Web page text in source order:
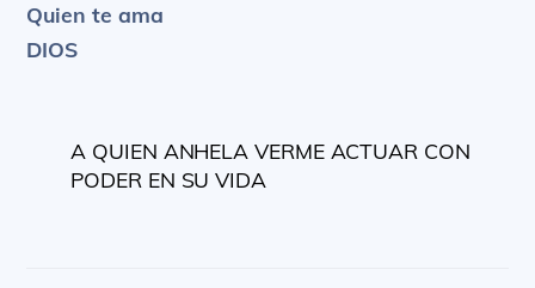
Quien te ama
DIOS
A QUIEN ANHELA VERME ACTUAR CON
PODER EN SU VIDA